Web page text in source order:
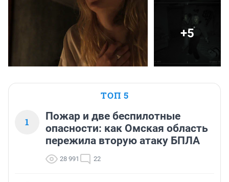
+5
ТОП 5
1
Пожар и две беспилотные
опасности: как Омская область
пережила вторую атаку БПЛА
28 991 22